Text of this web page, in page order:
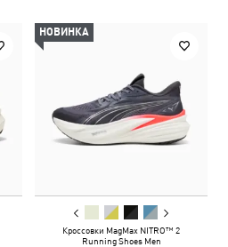
НОВИНКА
Кроссовки MagMax NITRO™ 2
Running Shoes Men